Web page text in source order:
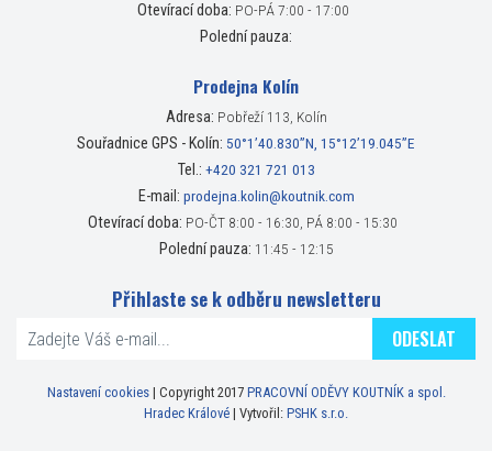
Otevírací doba: PO-PÁ 7:00 - 17:00
Polední pauza:
Prodejna Kolín
Adresa: Pobřeží 113, Kolín
Souřadnice GPS - Kolín: 50°1’40.830”N, 15°12’19.045”E
Tel.: +420 321 721 013
E-mail: prodejna.kolin@koutnik.com
Otevírací doba: PO-ČT 8:00 - 16:30, PÁ 8:00 - 15:30
Polední pauza: 11:45 - 12:15
Přihlaste se k odběru newsletteru
ODESLAT
Nastavení cookies| Copyright 2017 PRACOVNÍ ODĚVY KOUTNÍK a spol.
Hradec Králové | Vytvořil: PSHK s.r.o.